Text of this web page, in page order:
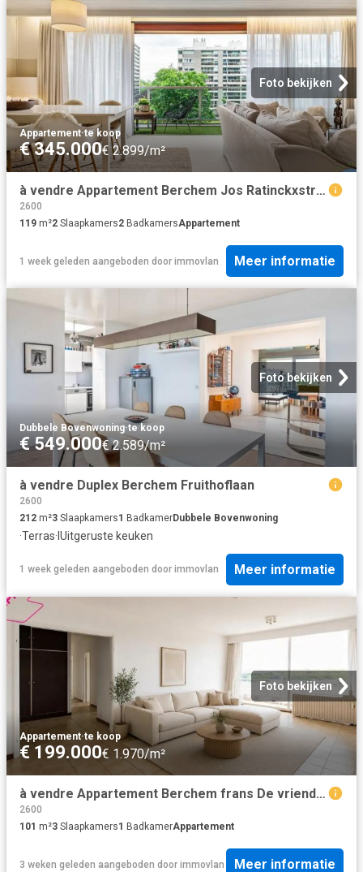
Foto bekijken
Appartement·te koop
€ 345.000€ 2.899/m²
à vendre Appartement Berchem Jos Ratinckxstraat
2600
119 m²2 Slaapkamers2 BadkamersAppartement
1 week geleden aangeboden door immovlan Meer informatie
Foto bekijken
Dubbele Bovenwoning·te koop
€ 549.000€ 2.589/m²
à vendre Duplex Berchem Fruithoflaan
2600
212 m²3 Slaapkamers1 BadkamerDubbele Bovenwoning
·Terras· IUitgeruste keuken
1 week geleden aangeboden door immovlan Meer informatie
Foto bekijken
Appartement·te koop
€ 199.000€ 1.970/m²
à vendre Appartement Berchem frans De vriendtstraat
2600
101 m²3 Slaapkamers1 BadkamerAppartement
3 weken geleden aangeboden door immovlan Meer informatie